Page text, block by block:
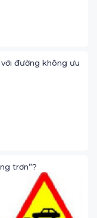
với đường không ưu
trơn”?